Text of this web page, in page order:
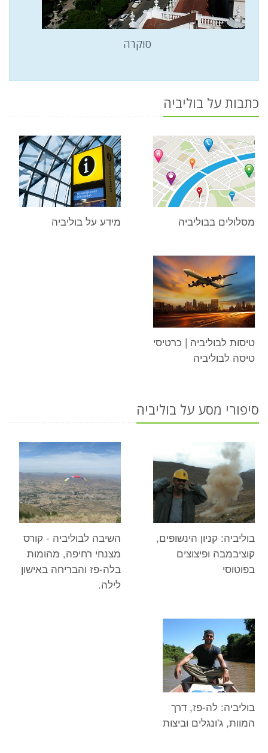
סוקרה
כתבות על בוליביה
מסלולים בבוליביה מידע על בוליביה
טיסות לבוליביה | כרטיסי
טיסה לבוליביה
סיפורי מסע על בוליביה
בוליביה: קניון הינשופים,
קוציבמבה ופיצוצים
בפוטוסי
השיבה לבוליביה - קורס
מצנחי רחיפה, מהומות
בלה-פז והבריחה באישון
לילה.
בוליביה: לה-פז, דרך
המוות, ג'ונגלים וביצות